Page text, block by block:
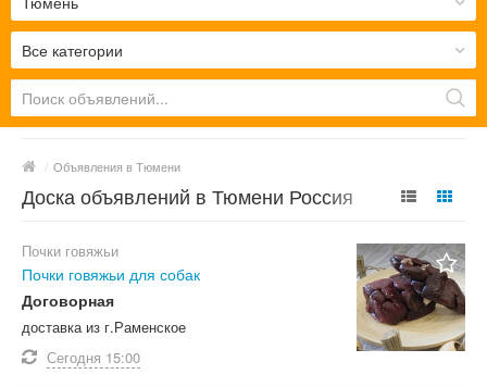
Все категории
/ Объявления в Тюмени
Доска объявлений в Тюмени Россия
Почки говяжьи
Почки говяжьи для собак
Договорная
доставка из г.Раменское
Сегодня 15:00